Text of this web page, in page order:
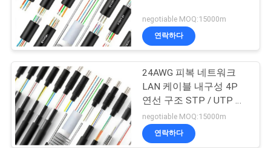
Cat6A 랜 케이블
negotiable MOQ:15000m
연락하다
24AWG 피복 네트워크
LAN 케이블 내구성 4P
연선 구조 STP / UTP 와
이어 타입
negotiable MOQ:15000m
연락하다